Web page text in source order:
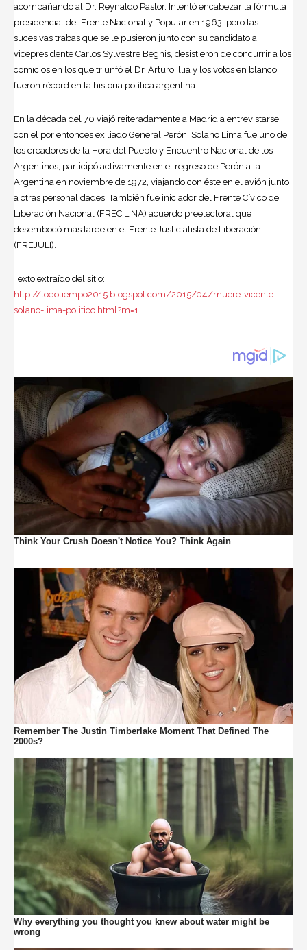
acompañando al Dr. Reynaldo Pastor. Intentó encabezar la fórmula
presidencial del Frente Nacional y Popular en 1963, pero las
sucesivas trabas que se le pusieron junto con su candidato a
vicepresidente Carlos Sylvestre Begnis, desistieron de concurrir a los
comicios en los que triunfó el Dr. Arturo Illia y los votos en blanco
fueron récord en la historia política argentina.
En la década del 70 viajó reiteradamente a Madrid a entrevistarse
con el por entonces exiliado General Perón. Solano Lima fue uno de
los creadores de la Hora del Pueblo y Encuentro Nacional de los
Argentinos, participó activamente en el regreso de Perón a la
Argentina en noviembre de 1972, viajando con éste en el avión junto
a otras personalidades. También fue iniciador del Frente Cívico de
Liberación Nacional (FRECILINA) acuerdo preelectoral que
desembocó más tarde en el Frente Justicialista de Liberación
(FREJULI).
Texto extraído del sitio:
http://todotiempo2015.blogspot.com/2015/04/muere-vicente-
solano-lima-politico.html?m=1